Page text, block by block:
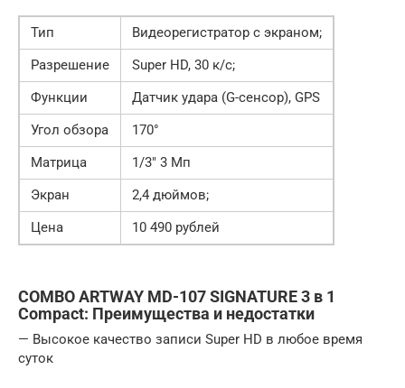
Тип
Видеорегистратор с экраном;
Разрешение
Super HD, 30 к/с;
Функции
Датчик удара (G-сенсор), GPS
Угол обзора
170°
Матрица
1/3″ 3 Мп
Экран
2,4 дюймов;
Цена
10 490 рублей
COMBO ARTWAY MD-107 SIGNATURE 3 в 1
Compact: Преимущества и недостатки
— Высокое качество записи Super HD в любое время
суток